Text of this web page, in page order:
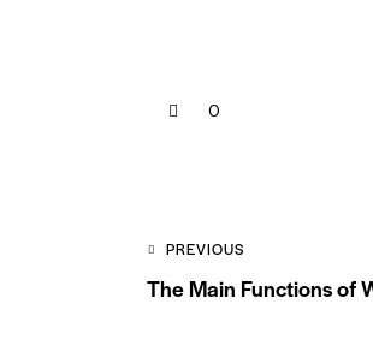
0
Post
PREVIOUS
The Main Functions of